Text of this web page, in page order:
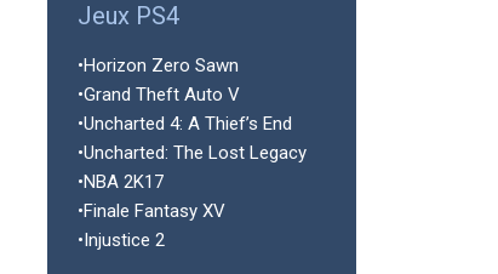
Jeux PS4
•Horizon Zero Sawn
•Grand Theft Auto V
•Uncharted 4: A Thief’s End
•Uncharted: The Lost Legacy
•NBA 2K17
•Finale Fantasy XV
•Injustice 2